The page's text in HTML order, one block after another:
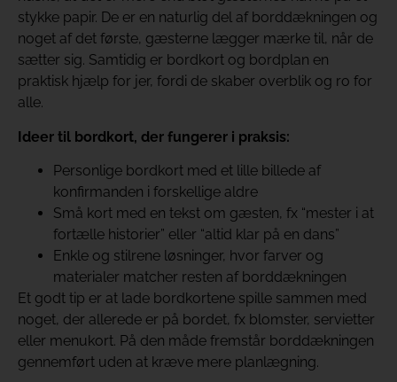
stykke papir. De er en naturlig del af borddækningen og
noget af det første, gæsterne lægger mærke til, når de
sætter sig. Samtidig er bordkort og bordplan en
praktisk hjælp for jer, fordi de skaber overblik og ro for
alle.
Ideer til bordkort, der fungerer i praksis:
Personlige bordkort med et lille billede af
konfirmanden i forskellige aldre
Små kort med en tekst om gæsten, fx “mester i at
fortælle historier” eller “altid klar på en dans”
Enkle og stilrene løsninger, hvor farver og
materialer matcher resten af borddækningen
Et godt tip er at lade bordkortene spille sammen med
noget, der allerede er på bordet, fx blomster, servietter
eller menukort. På den måde fremstår borddækningen
gennemført uden at kræve mere planlægning.